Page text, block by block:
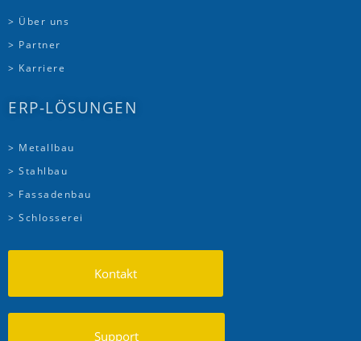
> Über uns
> Partner
> Karriere
ERP-LÖSUNGEN
> Metallbau
> Stahlbau
> Fassadenbau
> Schlosserei
Kontakt
Support